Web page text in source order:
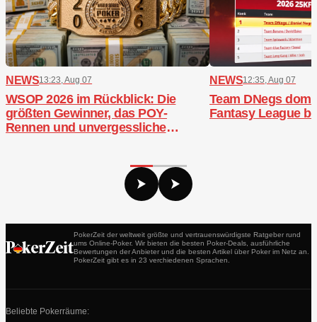
NEWS13:23, Aug 07
WSOP 2026 im Rückblick: Die
größten Gewinner, das POY-
Rennen und unvergessliche
NEWS12:35, Aug 07
Team DNegs
Fantasy League
PokerZeit der weltweit größte und vertrauenswürdigste Ratgeber rund
ums Online-Poker. Wir bieten die besten Poker-Deals, ausführliche
Bewertungen der Anbieter und die besten Artikel über Poker im Netz an.
PokerZeit gibt es in 23 verchiedenen Sprachen.
Beliebte Pokerräume: